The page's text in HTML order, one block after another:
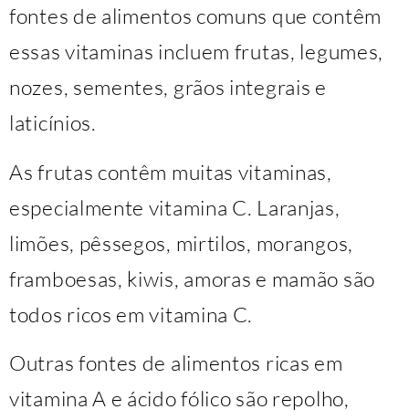
fontes de alimentos comuns que contêm
essas vitaminas incluem frutas, legumes,
nozes, sementes, grãos integrais e
laticínios.
As frutas contêm muitas vitaminas,
especialmente vitamina C. Laranjas,
limões, pêssegos, mirtilos, morangos,
framboesas, kiwis, amoras e mamão são
todos ricos em vitamina C.
Outras fontes de alimentos ricas em
vitamina A e ácido fólico são repolho,